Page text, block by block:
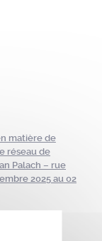
matière de
réseau de
Palach – rue
2025 au 02